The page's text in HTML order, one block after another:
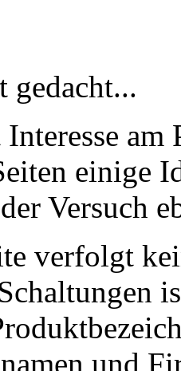
gedacht...
einige
Versuch
verfolgt
und